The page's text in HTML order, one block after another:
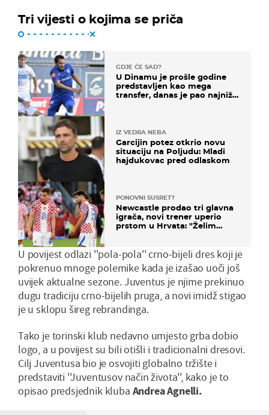
Tri vijesti o kojima se priča
GDJE ĆE SAD?
U Dinamu je prošle godine
predstavljen kao mega
transfer, danas je pao najniže
IZ VEDRA NEBA
Garcijin potez otkrio novu
situaciju na Poljudu: Mladi
hajdukovac pred odlaskom
PONOVNI SUSRET?
Newcastle prodao tri glavna
igrača, novi trener uperio
prstom u Hrvata: "Želim
U povijest odlazi ''pola-pola'' crno-bijeli dres koji je
pokrenuo mnoge polemike kada je izašao uoči još
uvijek aktualne sezone. Juventus je njime prekinuo
dugu tradiciju crno-bijelih pruga, a novi imidž stigao
je u sklopu šireg rebrandinga.
Tako je torinski klub nedavno umjesto grba dobio
logo, a u povijest su bili otišli i tradicionalni dresovi.
Cilj Juventusa bio je osvojiti globalno tržište i
predstaviti ''Juventusov način života'', kako je to
opisao predsjednik kluba Andrea Agnelli.